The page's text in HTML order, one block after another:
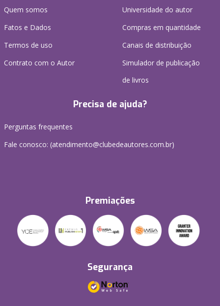
Quem somos
Fatos e Dados
Termos de uso
Contrato com o Autor
Universidade do autor
Compras em quantidade
Canais de distribuição
Simulador de publicação
de livros
Precisa de ajuda?
Perguntas frequentes
Fale conosco: (atendimento@clubedeautores.com.br)
Premiações
Segurança